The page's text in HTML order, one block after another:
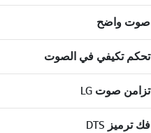
صوت واضح
تحكم تكيفي في الصوت
تزامن صوت LG
فك ترميز DTS